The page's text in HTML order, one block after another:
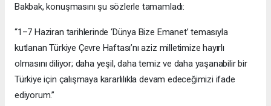
Bakbak, konuşmasını şu sözlerle tamamladı:
“1–7 Haziran tarihlerinde ‘Dünya Bize Emanet’ temasıyla
kutlanan Türkiye Çevre Haftası’nı aziz milletimize hayırlı
olmasını diliyor; daha yeşil, daha temiz ve daha yaşanabilir bir
Türkiye için çalışmaya kararlılıkla devam edeceğimizi ifade
ediyorum.”